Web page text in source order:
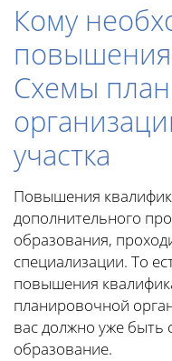
Кому
Схемы
участка
Повышения
дополнительного
образования,
специализации. То
повышения
планировочной
вас должно уже быть
образование.